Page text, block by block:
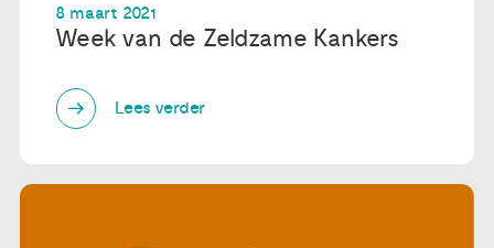
8 maart 2021
Week van de Zeldzame Kankers
Lees verder